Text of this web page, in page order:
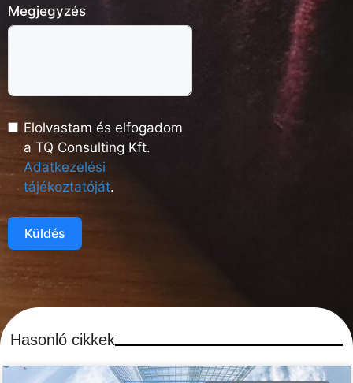
Megjegyzés
Elolvastam és elfogadom
a TQ Consulting Kft.
Adatkezelési
tájékoztatóját.
Küldés
Hasonló cikkek